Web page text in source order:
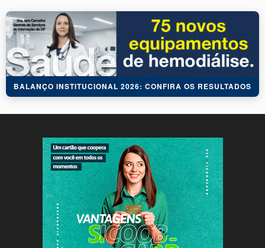
BALANÇO INSTITUCIONAL 2026: CONFIRA OS RESULTADOS